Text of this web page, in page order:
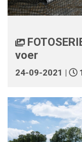
voer
24-09-2021 |